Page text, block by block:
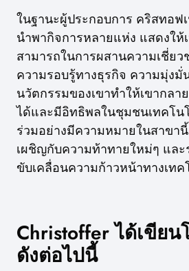
ในฐานะผู้ประกอบการ คริสทอฟ
นำพากิจการหลายแห่ง แสดงให้
สามารถในการผสานความเชี่ย
ความรอบรู้ทางธุรกิจ ความมุ่ง
นวัตกรรมของเขาทำให้เขากลา
ได้และมีอิทธิพลในชุมชนเทคโน
ร่วมอย่างมีความหมายในสาขา
เผชิญกับความท้าทายใหม่ๆ แล
ขับเคลื่อนความก้าวหน้าทางเทค
Christoffer ได้เขีย
ดังต่อไปนี้